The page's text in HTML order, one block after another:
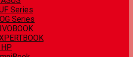
Series
Series